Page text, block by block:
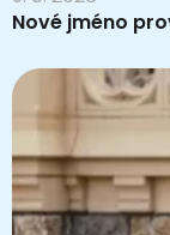
Nové jméno